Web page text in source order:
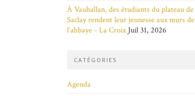
À Vauhallan, des étudiants du plateau de
Saclay rendent leur jeunesse aux murs de
l’abbaye - La Croix Juil 31, 2026
CATÉGORIES
Agenda